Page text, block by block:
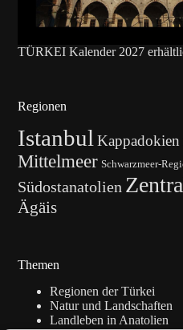
TÜRKEI Kalender 2027
Regionen
Istanbul Kappadokien
Mittelmeer Schwarzmeer-
Südostanatolien
Ägäis
Themen
Regionen der Türkei
Natur und Landschaften
Landleben in Anatolien